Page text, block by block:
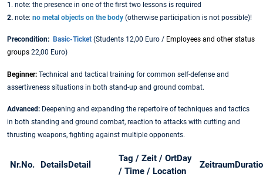
1 . note: the presence in one of the first two lessons is required
2. note: no metal objects on the body (otherwise participation is not possible)!
Precondition: Basic-Ticket (Students 12,00 Euro / Employees and other status
groups 22,00 Euro)
Beginner: Technical and tactical training for common self-defense and
assertiveness situations in both stand-up and ground combat.
Advanced: Deepening and expanding the repertoire of techniques and tactics
in both standing and ground combat, reaction to attacks with cutting and
thrusting weapons, fighting against multiple opponents.
Nr.No. DetailsDetail
Tag / Zeit / OrtDay
/ Time / Location
Zeitraum